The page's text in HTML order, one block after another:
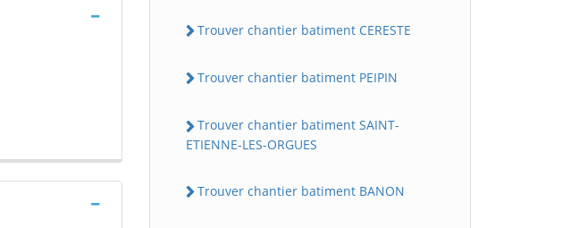
Trouver chantier batiment CERESTE
Trouver chantier batiment PEIPIN
Trouver chantier batiment SAINT-
ETIENNE-LES-ORGUES
Trouver chantier batiment BANON